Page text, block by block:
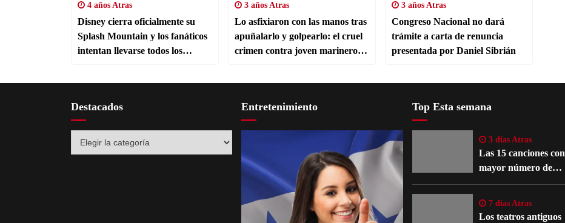
4 años Atras
Disney cierra oficialmente su
Splash Mountain y los fanáticos
intentan llevarse todos los
3 años Atras
Lo asfixiaron con las manos tras
apuñalarlo y golpearlo: el cruel
crimen contra joven marinero
3 años Atras
Congreso Nacional no dará
trámite a carta de renuncia
presentada por Daniel Sibrián
Destacados Entretenimiento Top Esta semana
3 días Atras
Las 15 canciones con
mayor número de
reinterpretaciones
7 días Atras
Los teatros antiguos